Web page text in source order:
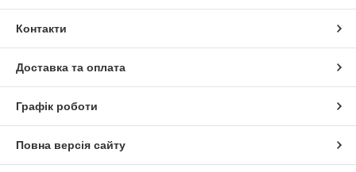
Контакти
Доставка та оплата
Графік роботи
Повна версія сайту